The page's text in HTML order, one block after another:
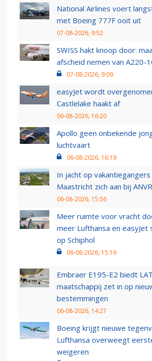
National Airlines voert
met Boeing 777F ooit uit
07-08-2026, 9:52
SWISS hakt knoop door:
afscheid nemen van A220-
07-08-2026, 9:09
easyJet wordt
Castlelake haakt af
06-08-2026, 16:20
Apollo geen onbekende
luchtvaart
06-08-2026, 16:19
In jacht op
Maastricht zich aan bij ANVR
06-08-2026, 15:56
Meer ruimte voor vracht
meer Lufthansa en easyJet
op Schiphol
06-08-2026, 15:16
Embraer E195-E2 biedt
maatschappij zet in op
bestemmingen
06-08-2026, 14:27
Boeing krijgt nieuwe
Lufthansa overweegt
weigeren